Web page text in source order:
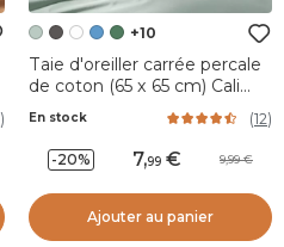
)
+10
Taie d'oreiller carrée percale
de coton (65 x 65 cm) Cali
En stock (12)
-20% 7,99 9,99
Ajouter au panier